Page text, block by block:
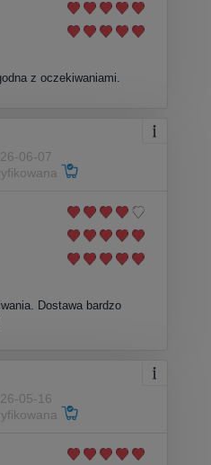
z oczekiwaniami.
06-07
Dostawa bardzo
05-16